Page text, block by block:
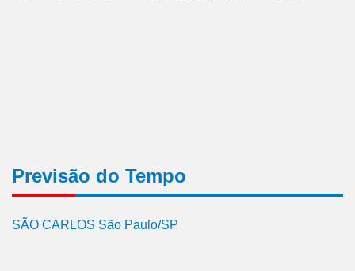
Previsão do Tempo
SÃO CARLOS São Paulo/SP